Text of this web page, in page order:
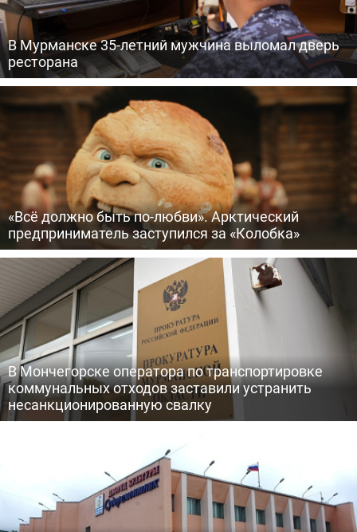
В Мурманске 35-летний мужчина выломал дверь
ресторана
«Всё должно быть по-любви». Арктический
предприниматель заступился за «Колобка»
В Мончегорске оператора по транспортировке
коммунальных отходов заставили устранить
несанкционированную свалку